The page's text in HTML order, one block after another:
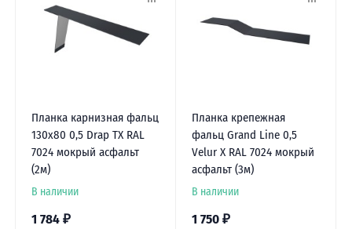
Планка карнизная фальц
130х80 0,5 Drap TX RAL
7024 мокрый асфальт
(2м)
В наличии
1 784 ₽
Планка крепежная
фальц Grand Line 0,5
Velur X RAL 7024 мокрый
асфальт (3м)
В наличии
1 750 ₽